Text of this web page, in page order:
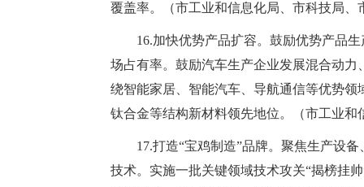
覆盖率。（市工业和信息化局、市科技局、
16.加快优势产品扩容。鼓励优势产品
场占有率。鼓励汽车生产企业发展混合动
绕智能家居、智能汽车、导航通信等优势
钛合金等结构新材料领先地位。（市工业
17.打造“宝鸡制造”品牌。聚焦生产设
技术。实施一批关键领域技术攻关“揭榜挂